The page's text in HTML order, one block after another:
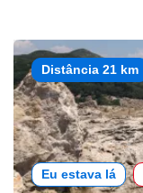
Distância 21 km
Eu estava lá